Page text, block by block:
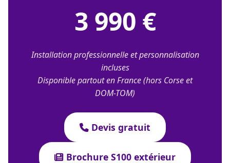
3 990 €
Installation professionnelle et personnalisation
incluses
Disponible partout en France (hors Corse et
DOM-TOM)
Devis gratuit
Brochure S100 extérieur